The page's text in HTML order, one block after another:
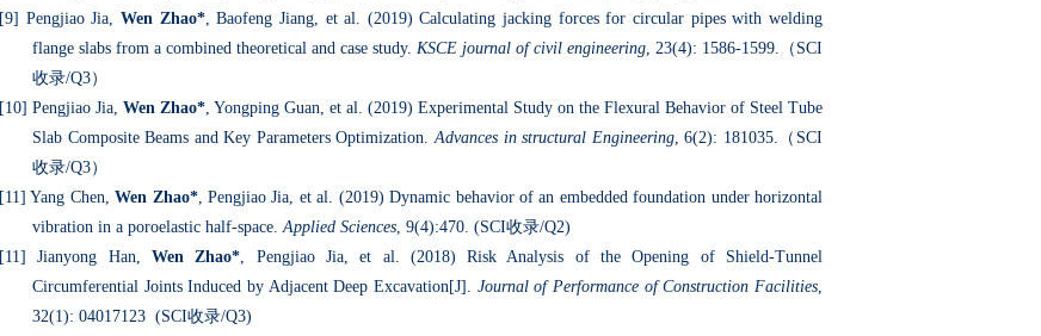
[9] Pengjiao Jia, Wen Zhao*, Baofeng Jiang, et al. (2019) Calculating jacking forces for circular pipes with welding
flange slabs from a combined theoretical and case study. KSCE journal of civil engineering, 23(4): 1586-1599. （ SCI
收录/Q3）
[10] Pengjiao Jia, Wen Zhao*, Yongping Guan, et al. (2019) Experimental Study on the Flexural Behavior of Steel Tube
Slab Composite Beams and Key Parameters Optimization.Advances in structural Engineering, 6(2): 181035. （ SCI
收录/Q3）
[11] Yang Chen,Wen Zhao*, Pengjiao Jia, et al. (2019) Dynamic behavior of an embedded foundation under horizontal
vibration in a poroelastic half-space.Applied Sciences, 9(4):470. (SCI收录/Q2)
[11]Jianyong Han, Wen Zhao*, Pengjiao Jia, et al. (2018) Risk Analysis of the Opening of Shield-Tunnel
Circumferential Joints Induced by Adjacent Deep Excavation[J]. Journal of Performance of Construction Facilities,
32(1): 04017123 (SCI收录/Q3)